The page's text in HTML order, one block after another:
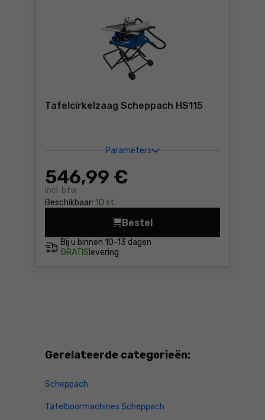
Tafelcirkelzaag Scheppach HS115
Parameters
546,99 €
Incl. btw
Beschikbaar: 10 st.
Bij u binnen 10-13 dagen
GRATIS levering
Bestel
Tafelcirkelzaag Scheppach
Gerelateerde categorieën:
Scheppach
Tafelboormachines Scheppach